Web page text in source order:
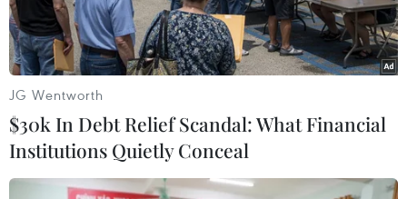
song phương.
JG Wentworth
$30k In Debt Relief Scandal: What Financial
Institutions Quietly Conceal